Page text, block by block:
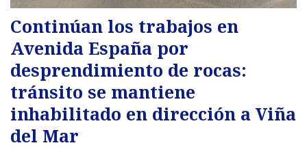
Continúan los trabajos en
Avenida España por
desprendimiento de rocas:
tránsito se mantiene
inhabilitado en dirección a Viña
del Mar